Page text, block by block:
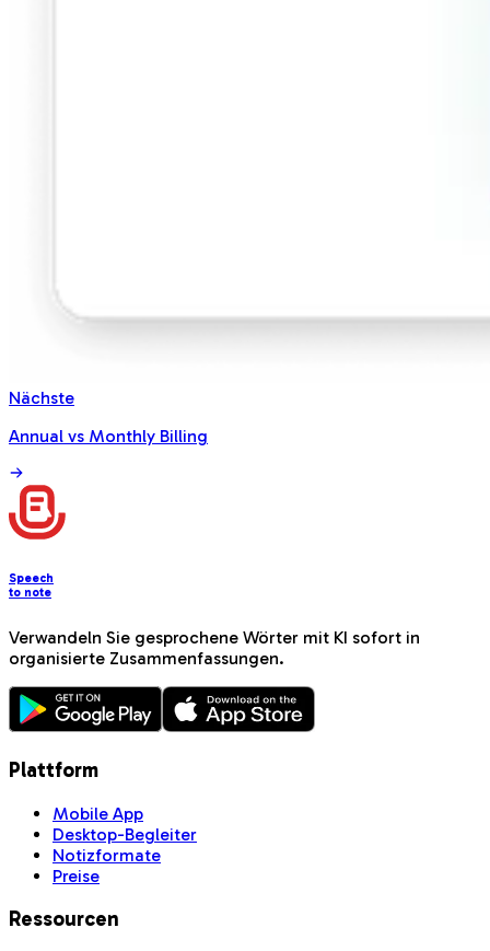
Nächste
Annual vs Monthly Billing
Speech
to note
Verwandeln Sie gesprochene Wörter mit KI sofort in
organisierte Zusammenfassungen.
Plattform
Mobile App
Desktop-Begleiter
Notizformate
Preise
Ressourcen